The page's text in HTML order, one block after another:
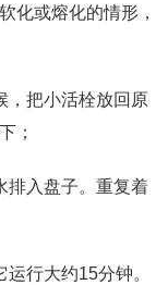
化或熔化的情形，
，把小活栓放回原
；
排入盘子。重复着
行大约15分钟。